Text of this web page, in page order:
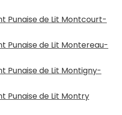
Punaise de Lit Montcourt-
Punaise de Lit Montereau-
Punaise de Lit Montigny-
Punaise de Lit Montry